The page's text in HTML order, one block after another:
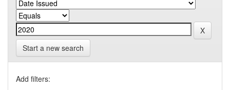
Start a new search
Add filters: